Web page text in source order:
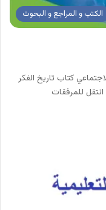
الكتب و المراجع و البحوث
كتاب تاريخ الفكر
للمرفقات